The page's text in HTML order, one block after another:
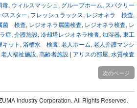
毒, ウィルスマッシュ , グループホーム, スパクリー
ススター, フレッシュラックス, レジオネラ 検査,
菌 検査, レジオネラ属菌検査, レジオネラ検査, レ
症, 介護施設, 冷却塔レジオネラ検査, 加湿器, 東工
キット , 浴槽水 検査, 老人ホーム, 老人介護マンシ
老人福祉施設, 高齢者施設 | アリスの部屋, 水質検査
次のページ
Industry Corporation. All Rights Reserved.